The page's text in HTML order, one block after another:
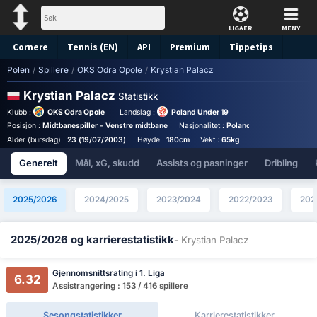
LIGAER MENY
Cornere Tennis (EN) API Premium Tippetips
Polen / Spillere / OKS Odra Opole / Krystian Palacz
Krystian Palacz Statistikk
Klubb : OKS Odra Opole Landslag :
Poland Under 19
Posisjon : Midtbanespiller - Venstre midtbane Nasjonalitet : Poland
Alder (bursdag) : 23 (19/07/2003) Høyde : 180cm Vekt :65kg
Generelt Mål, xG, skudd Assists og pasninger Dribling
2025/2026 2024/2025 2023/2024 2022/2023
2025/2026 og karrierestatistikk- Krystian Palacz
6.32
Gjennomsnittsrating i 1. Liga
Assistrangering : 153 / 416 spillere